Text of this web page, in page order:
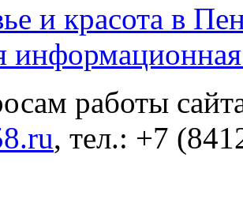
и красота в
работы
, тел.: +7